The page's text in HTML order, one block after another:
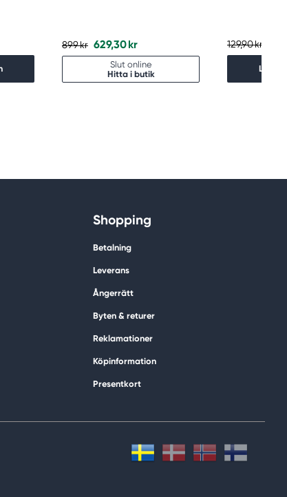
899 kr 629,30 kr
Slut online
Hitta i butik
129,90 kr
Lägg i
Shopping
Betalning
Leverans
Ångerrätt
Byten & returer
Reklamationer
Köpinformation
Presentkort